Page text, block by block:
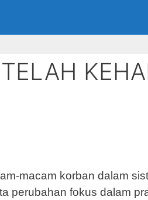
macam korban dalam
perubahan fokus dalam